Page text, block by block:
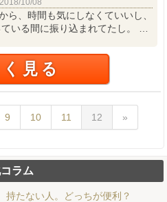
10/08
ら、時間も気にしなくていいし、
いる間に振り込まれてたし。 …
見る
9 10 11 12 »
ラム
持たない人。どっちが便利？